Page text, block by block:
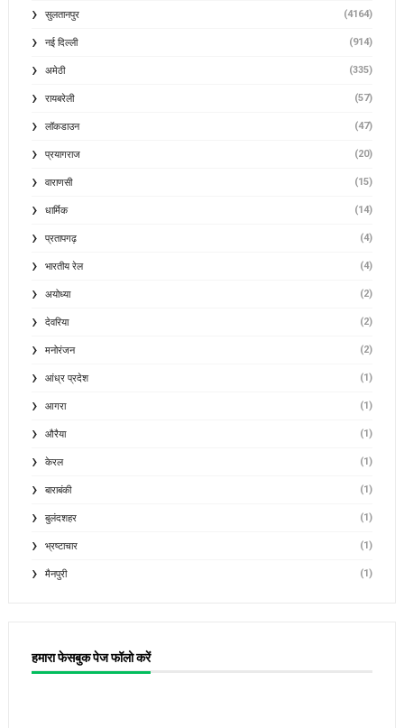
सुलतानपुर (4164)
नई दिल्ली (914)
अमेठी (335)
रायबरेली (57)
लॉकडाउन (47)
प्रयागराज (20)
वाराणसी (15)
धार्मिक (14)
प्रतापगढ़ (4)
भारतीय रेल (4)
अयोध्या (2)
देवरिया (2)
मनोरंजन (2)
आंध्र प्रदेश (1)
आगरा (1)
औरैया (1)
केरल (1)
बाराबंकी (1)
बुलंदशहर (1)
भ्रष्टाचार (1)
मैनपुरी (1)
हमारा फेसबुक पेज फॉलो करें